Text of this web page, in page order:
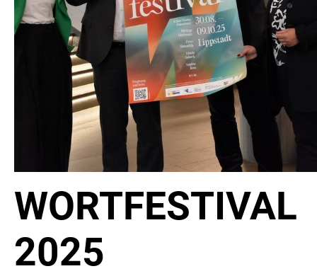
WORTFESTIVAL
2025